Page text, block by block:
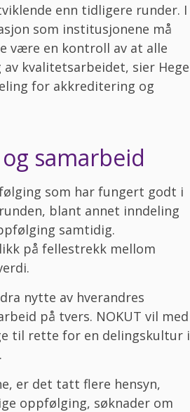
enn tidligere runder. I
som institusjonene må
være en kontroll av at alle
kvalitetsarbeidet, sier Hege
for akkreditering og
samarbeid
som har fungert godt i
blant annet inndeling
samtidig.
på fellestrekk mellom
nytte av hverandres
på tvers. NOKUT vil med
til rette for en delingskultur i
er det tatt flere hensyn,
oppfølging, søknader om